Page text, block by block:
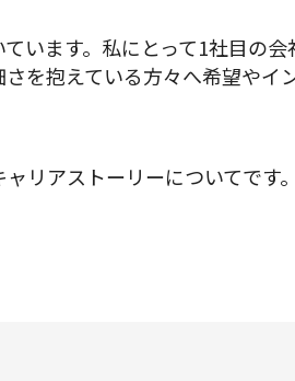
います。私にとって1社目の会
を抱えている方々へ希望やイ
リアストーリーについてです。